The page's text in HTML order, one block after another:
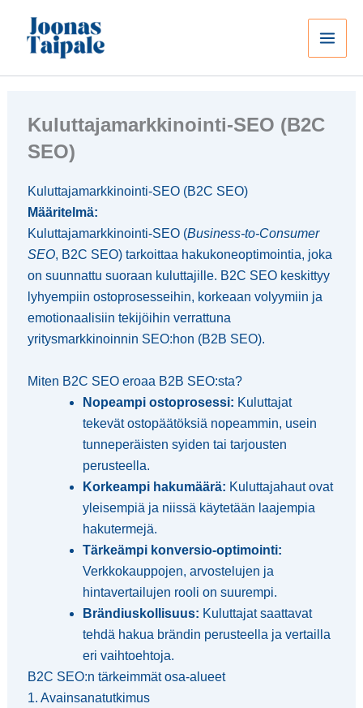
sisältöön
Kuluttajamarkkinointi-SEO (B2C
SEO)
Kuluttajamarkkinointi-SEO (B2C SEO)
Määritelmä:
Kuluttajamarkkinointi-SEO (Business-to-Consumer
SEO, B2C SEO) tarkoittaa hakukoneoptimointia, joka
on suunnattu suoraan kuluttajille. B2C SEO keskittyy
lyhyempiin ostoprosesseihin, korkeaan volyymiin ja
emotionaalisiin tekijöihin verrattuna
yritysmarkkinoinnin SEO:hon (B2B SEO).
Miten B2C SEO eroaa B2B SEO:sta?
Nopeampi ostoprosessi: Kuluttajat
tekevät ostopäätöksiä nopeammin, usein
tunneperäisten syiden tai tarjousten
perusteella.
Korkeampi hakumäärä: Kuluttajahaut ovat
yleisempiä ja niissä käytetään laajempia
hakutermejä.
Tärkeämpi konversio-optimointi:
Verkkokauppojen, arvostelujen ja
hintavertailujen rooli on suurempi.
Brändiuskollisuus: Kuluttajat saattavat
tehdä hakua brändin perusteella ja vertailla
eri vaihtoehtoja.
B2C SEO:n tärkeimmät osa-alueet
1. Avainsanatutkimus